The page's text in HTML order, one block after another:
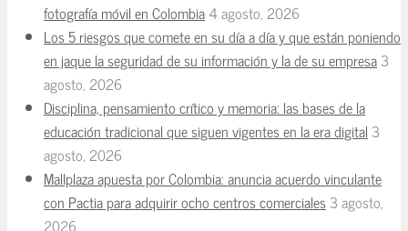
fotografía móvil en Colombia4 agosto, 2026
Los 5 riesgos que comete en su día a día y que están poniendo
en jaque la seguridad de su información y la de su empresa3
agosto, 2026
Disciplina, pensamiento crítico y memoria: las bases de la
educación tradicional que siguen vigentes en la era digital 3
agosto, 2026
Mallplaza apuesta por Colombia: anuncia acuerdo vinculante
con Pactia para adquirir ocho centros comerciales3 agosto,
2026